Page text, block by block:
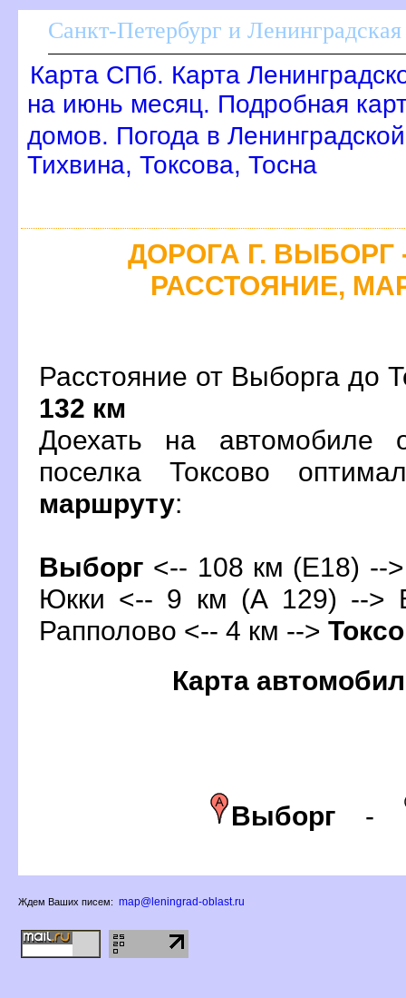
Санкт-Петербург и Ленинградская
Карта СПб. Карта
на июнь месяц. Подробная
домов. Погода в
Тихвина, Токсова, Тосна
ДОРОГА Г. ВЫБОРГ
РАССТОЯНИЕ,
Расстояние от Выборга до
132 км
Доехать на автомобиле
поселка Токсово
маршруту:
ыбор <-- 108 км (Е18) --
Юкки <-- 9 км (А 129) -->
Рапполово <-- 4 км -->
Карта
ыбор -
Ждем Ваших писем: map@leningrad-oblast.ru